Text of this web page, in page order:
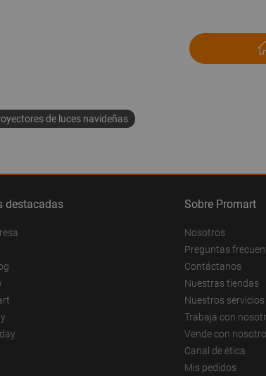
de luces navideñas
destacadas Sobre Promart
Nosotros
Preguntas
Contáctanos
Nuestras tiendas
Nuestros servicios
Trabaja con
Vende con
Canal de ética
Mis pedidos